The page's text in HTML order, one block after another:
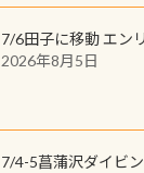
7/6田子に移動 エン
2026年8月5日
7/4-5菖蒲沢ダイビ